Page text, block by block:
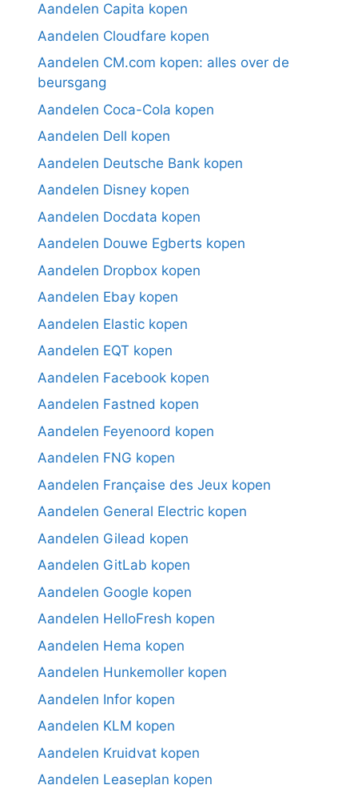
Aandelen Capita kopen
Aandelen Cloudfare kopen
Aandelen CM.com kopen: alles over de
beursgang
Aandelen Coca-Cola kopen
Aandelen Dell kopen
Aandelen Deutsche Bank kopen
Aandelen Disney kopen
Aandelen Docdata kopen
Aandelen Douwe Egberts kopen
Aandelen Dropbox kopen
Aandelen Ebay kopen
Aandelen Elastic kopen
Aandelen EQT kopen
Aandelen Facebook kopen
Aandelen Fastned kopen
Aandelen Feyenoord kopen
Aandelen FNG kopen
Aandelen Française des Jeux kopen
Aandelen General Electric kopen
Aandelen Gilead kopen
Aandelen GitLab kopen
Aandelen Google kopen
Aandelen HelloFresh kopen
Aandelen Hema kopen
Aandelen Hunkemoller kopen
Aandelen Infor kopen
Aandelen KLM kopen
Aandelen Kruidvat kopen
Aandelen Leaseplan kopen